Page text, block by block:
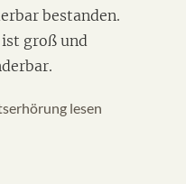
bestanden.
groß und
lesen